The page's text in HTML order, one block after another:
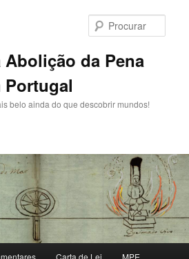
Abolição da Pena
Portugal
belo ainda do que descobrir mundos!
Carta de Lei MPE